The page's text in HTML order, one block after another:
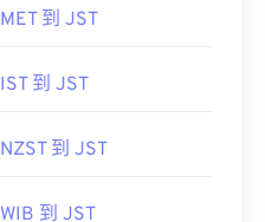
MET 到 JST
IST 到 JST
NZST 到 JST
WIB 到 JST